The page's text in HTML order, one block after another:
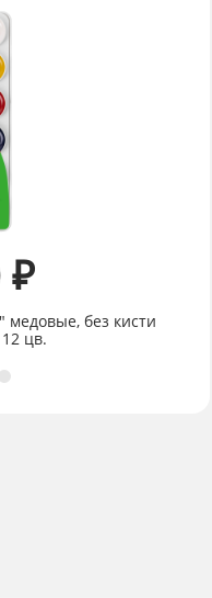
₽
медовые, без кисти
цв.